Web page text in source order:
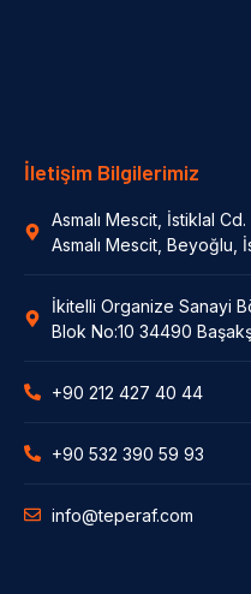
İletişim Bilgilerimiz
Asmalı Mescit, İstiklal Cd.
Asmalı Mescit, Beyoğlu,
İkitelli Organize Sanayi
Blok No:10 34490
+90 212 427 40 44
+90 532 390 59 93
info@teperaf.com